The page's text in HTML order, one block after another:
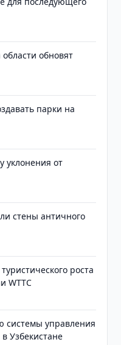
обновят
парки на
уклонения от
стены античного
роста
WTTC
системы управления
Узбекистане